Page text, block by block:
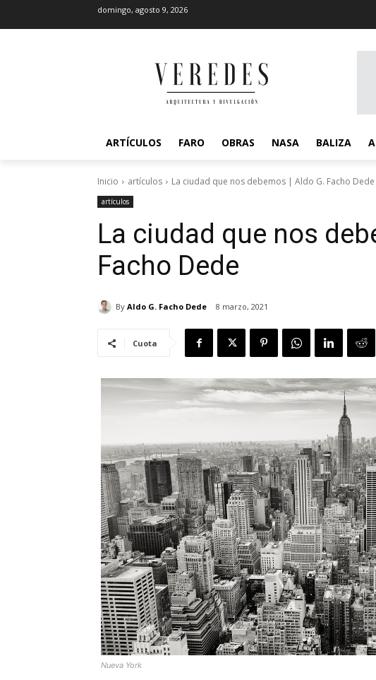
domingo, agosto 9, 2026
ARTÍCULOS FARO OBRAS NASA BALIZA
Inicio artículos La ciudad que nos debemos | Aldo G. Facho Dede
artículos
La ciudad que nos
Facho Dede
By Aldo G. Facho Dede 8 marzo, 2021
Cuota
Nueva York